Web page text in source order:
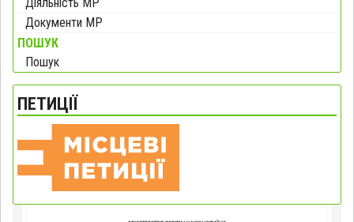
Документи МР
ПОШУК
Пошук
ПЕТИЦІЇ